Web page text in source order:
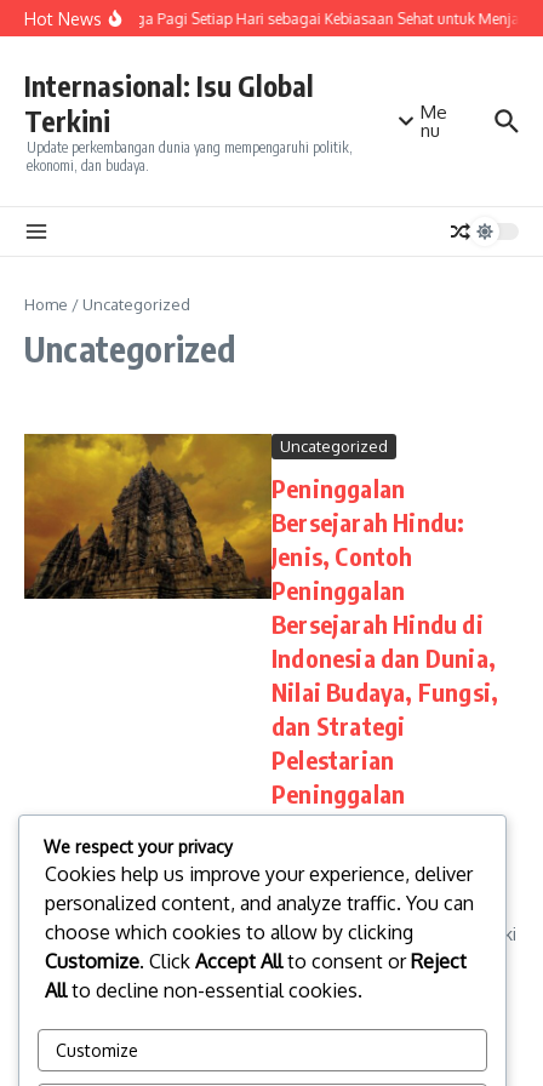
Skip to content
Hot NewsOlahraga Pagi Setiap Hari sebagai Kebiasaan Sehat untuk
Internasional: Isu Global
Terkini
Update perkembangan dunia yang mempengaruhi politik,
ekonomi, dan budaya.
Me
nu
Home / Uncategorized
Uncategorized
Uncategorized
Peninggalan
Bersejarah Hindu:
Jenis, Contoh
Peninggalan
Bersejarah Hindu di
Indonesia dan Dunia,
Nilai Budaya, Fungsi,
dan Strategi
Pelestarian
Peninggalan
adalah warisan budaya,
arsitektur, dan artefak dari
peradaban Hindu yang memiliki
nilai sejarah, budaya, dan
religius tinggi. Artikel ini
bud...
topbusinessinsight
We respect your privacy
Cookies help us improve your experience, deliver
personalized content, and analyze traffic. You can
choose which cookies to allow by clicking
Customize. Click Accept Allto consent orReject
Allto decline non-essential cookies.
Customize